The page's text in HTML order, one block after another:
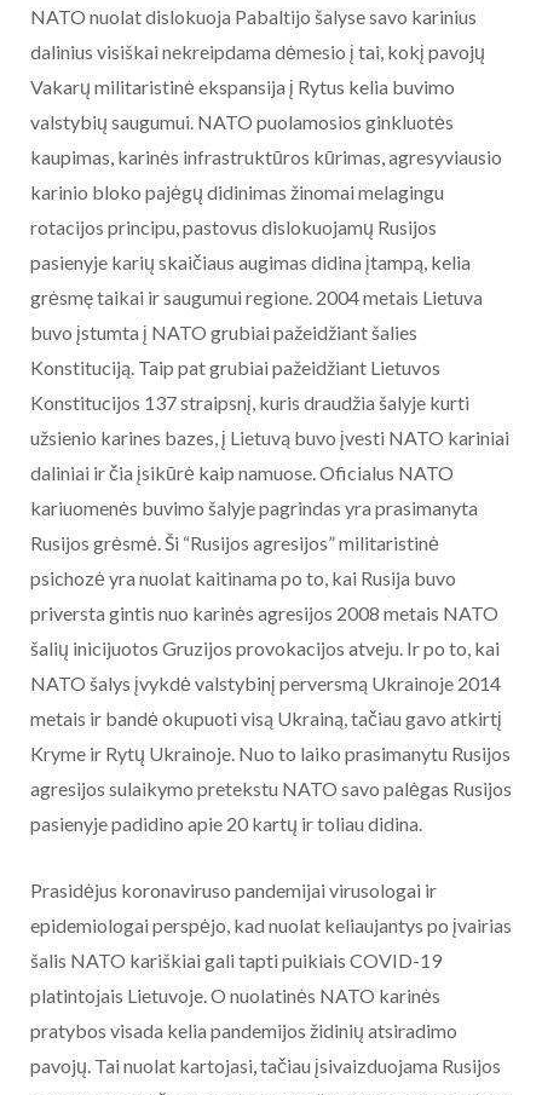
NATO nuolat dislokuoja Pabaltijo šalyse savo karinius
dalinius visiškai nekreipdama dėmesio į tai, kokį pavojų
Vakarų militaristinė ekspansija į Rytus kelia buvimo
valstybių saugumui. NATO puolamosios ginkluotės
kaupimas, karinės infrastruktūros kūrimas, agresyviausio
karinio bloko pajėgų didinimas žinomai melagingu
rotacijos principu, pastovus dislokuojamų Rusijos
pasienyje karių skaičiaus augimas didina įtampą, kelia
grėsmę taikai ir saugumui regione. 2004 metais Lietuva
buvo įstumta į NATO grubiai pažeidžiant šalies
Konstituciją. Taip pat grubiai pažeidžiant Lietuvos
Konstitucijos 137 straipsnį, kuris draudžia šalyje kurti
užsienio karines bazes, į Lietuvą buvo įvesti NATO kariniai
daliniai ir čia įsikūrė kaip namuose. Oficialus NATO
kariuomenės buvimo šalyje pagrindas yra prasimanyta
Rusijos grėsmė. Ši “Rusijos agresijos” militaristinė
psichozė yra nuolat kaitinama po to, kai Rusija buvo
priversta gintis nuo karinės agresijos 2008 metais NATO
šalių inicijuotos Gruzijos provokacijos atveju. Ir po to, kai
NATO šalys įvykdė valstybinį perversmą Ukrainoje 2014
metais ir bandė okupuoti visą Ukrainą, tačiau gavo atkirtį
Kryme ir Rytų Ukrainoje. Nuo to laiko prasimanytu Rusijos
agresijos sulaikymo pretekstu NATO savo palėgas Rusijos
pasienyje padidino apie 20 kartų ir toliau didina.
Prasidėjus koronaviruso pandemijai virusologai ir
epidemiologai perspėjo, kad nuolat keliaujantys po įvairias
šalis NATO kariškiai gali tapti puikiais COVID-19
platintojais Lietuvoje. O nuolatinės NATO karinės
pratybos visada kelia pandemijos židinių atsiradimo
pavojų. Tai nuolat kartojasi, tačiau įsivaizduojama Rusijos